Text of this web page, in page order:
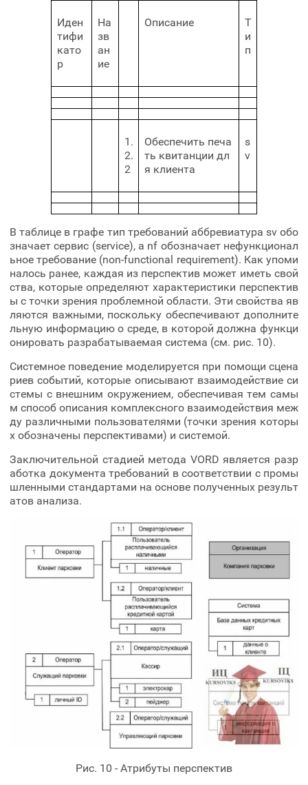
Иден
тифи
като
р
На
зв
ан
ие
Описание
Т
и
п
1.
2.
2
Обеспечить печа
ть квитанции дл
я клиента
s
v
В таблице в графе тип требований аббревиатура sv обо
значает сервис (service), а nf обозначает нефункционал
ьное требование (non-functional requirement). Как упоми
налось ранее, каждая из перспектив может иметь свой
ства, которые определяют характеристики перспектив
ы с точки зрения проблемной области. Эти свойства яв
ляются важными, поскольку обеспечивают дополните
льную информацию о среде, в которой должна функци
онировать разрабатываемая система (см. рис. 10).
Системное поведение моделируется при помощи сцена
риев событий, которые описывают взаимодействие си
стемы с внешним окружением, обеспечивая тем самы
м способ описания комплексного взаимодействия меж
ду различными пользователями (точки зрения которы
х обозначены перспективами) и системой.
Заключительной стадией метода VORD является разр
аботка документа требований в соответствии с промы
шленными стандартами на основе полученных результ
атов анализа.
Рис. 10 - Атрибуты перспектив